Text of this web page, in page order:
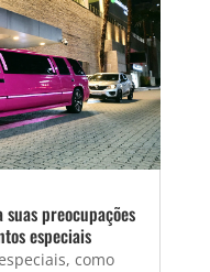
preocupações
especiais
como